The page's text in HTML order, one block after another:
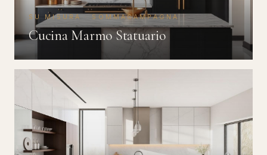
SU MISURA · SOMMACAMPAGNA
Cucina Marmo Statuario